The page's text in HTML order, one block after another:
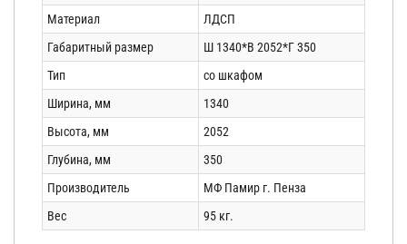
Материал
ЛДСП
Габаритный размер
Ш 1340*В 2052*Г 350
Тип
со шкафом
Ширина, мм
1340
Высота, мм
2052
Глубина, мм
350
Производитель
МФ Памир г. Пенза
Вес
95 кг.